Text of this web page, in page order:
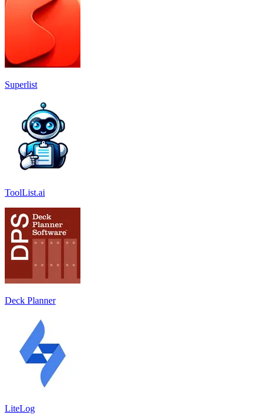
Superlist
ToolList.ai
Deck Planner
LiteLog